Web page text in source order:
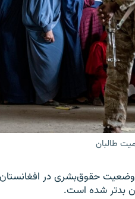
طالبان
بدتر شده است.